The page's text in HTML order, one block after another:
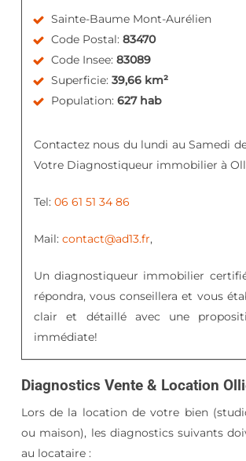
Sainte-Baume Mont-Aurélien
Code Postal: 83470
Code Insee: 83089
Superficie: 39,66 km²
Population: 627 hab
Contactez nous du lundi au Samedi
Votre Diagnostiqueur immobilier à
Tel: 06 61 51 34 86
Mail: contact@ad13.fr,
Un diagnostiqueur immobilier certifié
répondra, vous conseillera et vous
clair et détaillé avec une
immédiate!
Diagnostics Vente & Location
Lors de la location de votre bien
ou maison), les diagnostics suivants
au locataire :